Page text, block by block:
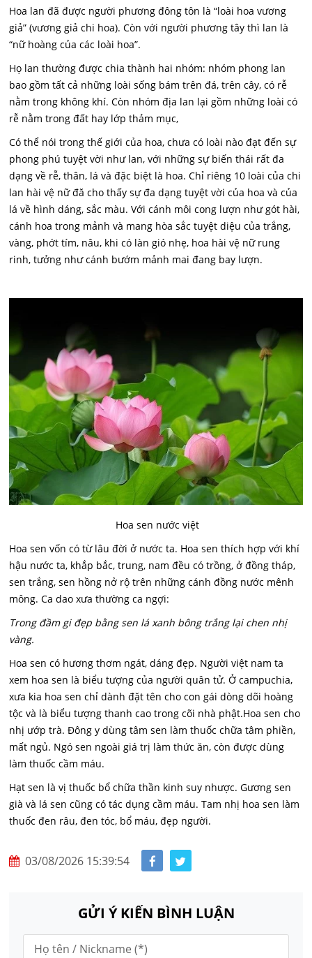
Hoa lan đã được người phương đông tôn là “loài hoa vương
giả” (vương giả chi hoa). Còn với người phương tây thì lan là
“nữ hoàng của các loài hoa”.
Họ lan thường được chia thành hai nhóm: nhóm phong lan
bao gồm tất cả những loài sống bám trên đá, trên cây, có rễ
nằm trong không khí. Còn nhóm địa lan lại gồm những loài có
rễ nằm trong đất hay lớp thảm mục,
Có thể nói trong thế giới của hoa, chưa có loài nào đạt đến sự
phong phú tuyệt vời như lan, với những sự biến thái rất đa
dạng về rễ, thân, lá và đặc biệt là hoa. Chỉ riêng 10 loài của chi
lan hài vệ nữ đă cho thấy sự đa dạng tuyệt vời của hoa và của
lá về hình dáng, sắc màu. Với cánh môi cong lượn như gót hài,
cánh hoa trong mảnh và mang hòa sắc tuyệt diệu của trắng,
vàng, phớt tím, nâu, khi có làn gió nhẹ, hoa hài vệ nữ rung
rinh, tưởng như cánh bướm mảnh mai đang bay lượn.
Hoa sen nước việt
Hoa sen vốn có từ lâu đời ở nước ta. Hoa sen thích hợp với khí
hậu nước ta, khắp bắc, trung, nam đều có trồng, ở đồng tháp,
sen trắng, sen hồng nở rộ trên những cánh đồng nước mênh
mông. Ca dao xưa thường ca ngợi:
Trong đầm gi đẹp bằng sen lá xanh bông trắng lại chen nhị
vàng.
Hoa sen có hương thơm ngát, dáng đẹp. Người việt nam ta
xem hoa sen là biểu tượng của người quân tử. Ở campuchia,
xưa kia hoa sen chỉ dành đặt tên cho con gái dòng dõi hoàng
tộc và là biểu tượng thanh cao trong cõi nhà phật.Hoa sen cho
nhị ướp trà. Đông y dùng tâm sen làm thuốc chữa tâm phiền,
mất ngủ. Ngó sen ngoài giá trị làm thức ăn, còn được dùng
làm thuốc cầm máu.
Hạt sen là vị thuốc bổ chữa thần kinh suy nhược. Gương sen
già và lá sen cũng có tác dụng cầm máu. Tam nhị hoa sen làm
thuốc đen râu, đen tóc, bổ máu, đẹp người.
03/08/2026 15:39:54
GỬI Ý KIẾN BÌNH LUẬN